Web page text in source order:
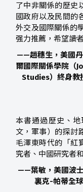
了中非關係的歷史
國政府以及民間的
外交及國際關係的
强力推薦，希望讀
——趙穗生，美國
爾國際關係學院
Studies）終身教
本書通過歷史、
文，軍事）的探討
毛澤東時代的「紅
究者、中國研究者
——葉敏，美國波
裏克-帕蒂全